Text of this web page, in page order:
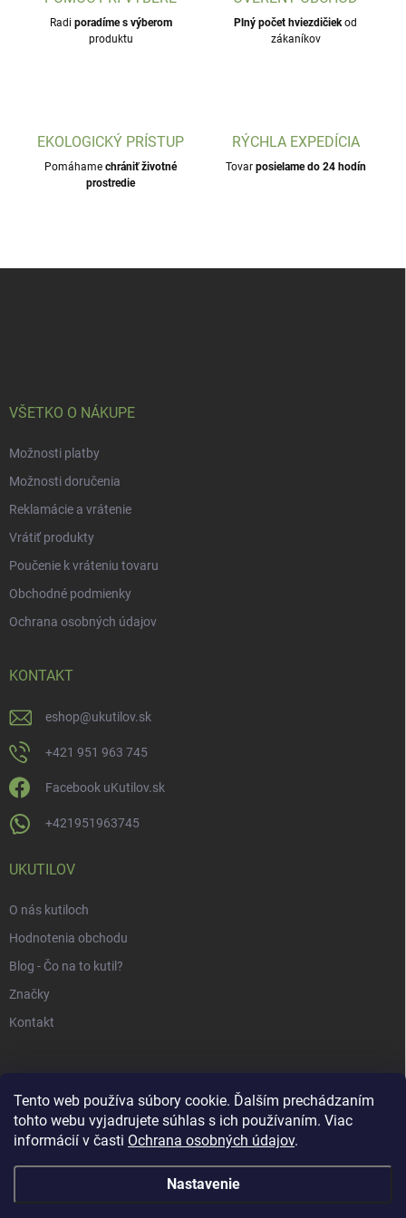
Tento web používa súbory cookie. Ďalším prechádzaním
tohto webu vyjadrujete súhlas s ich používaním. Viac
informácií v časti Ochrana osobných údajov.
Nastavenie
Radi poradíme s výberom
produktu
Plný počet hviezdičiekod
zákaníkov
EKOLOGICKÝ PRÍSTUP
Pomáhame chrániť životné
prostredie
RÝCHLA EXPEDÍCIA
Tovar posielame do 24 hodín
VŠETKO O NÁKUPE
Možnosti platby
Možnosti doručenia
Reklamácie a vrátenie
Vrátiť produkty
Poučenie k vráteniu tovaru
Obchodné podmienky
Ochrana osobných údajov
KONTAKT
eshop@ukutilov.sk
+421 951 963 745
Facebook uKutilov.sk
+421951963745
UKUTILOV
O nás kutiloch
Hodnotenia obchodu
Blog - Čo na to kutil?
Značky
Kontakt